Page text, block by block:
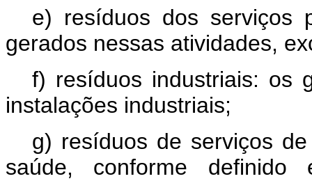
e) resíduos dos serviços
gerados nessas atividades,
f) resíduos industriais: os
instalações industriais;
g) resíduos de serviços
saúde, conforme